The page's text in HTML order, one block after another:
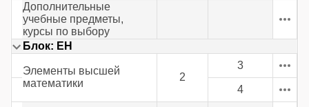
Дополнительные
учебные предметы,
курсы по выбору
Блок: ЕН
Элементы высшей
математики
2
3
4